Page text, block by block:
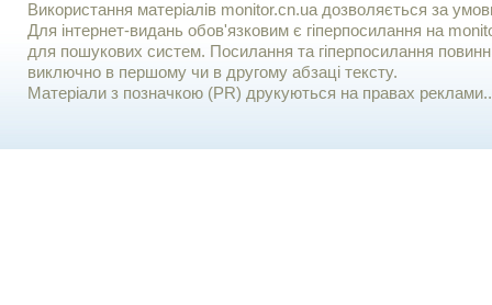
Використання матерiалiв monitor.cn.ua дозволяється за
Для iнтернет-видань обов'язковим є гiперпосилання на
для пошукових систем. Посилання та гіперпосилання
виключно в першому чи в другому абзаці тексту.
Матеріали з позначкою (PR) друкуються на правах реклами..